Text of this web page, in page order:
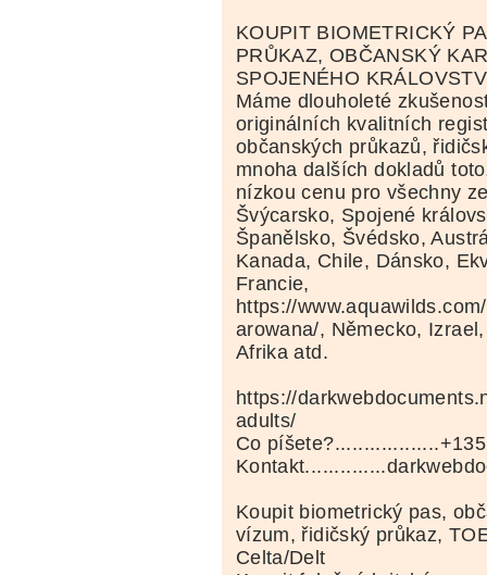
KOUPIT BIOMETRICKÝ
PRŮKAZ, OBČANSKÝ
SPOJENÉHO
Máme dlouholeté
originálních kvalitních
občanských průkazů,
mnoha dalších dokladů
nízkou cenu pro všechny
Švýcarsko, Spojené
Španělsko, Švédsko,
Kanada, Chile, Dánsko,
Francie,
https://
arowana/, Německo,
Afrika atd.
https://
adults/
Co
Koupit biometrický pas,
vízum, řidičský průkaz,
Celta/Delt